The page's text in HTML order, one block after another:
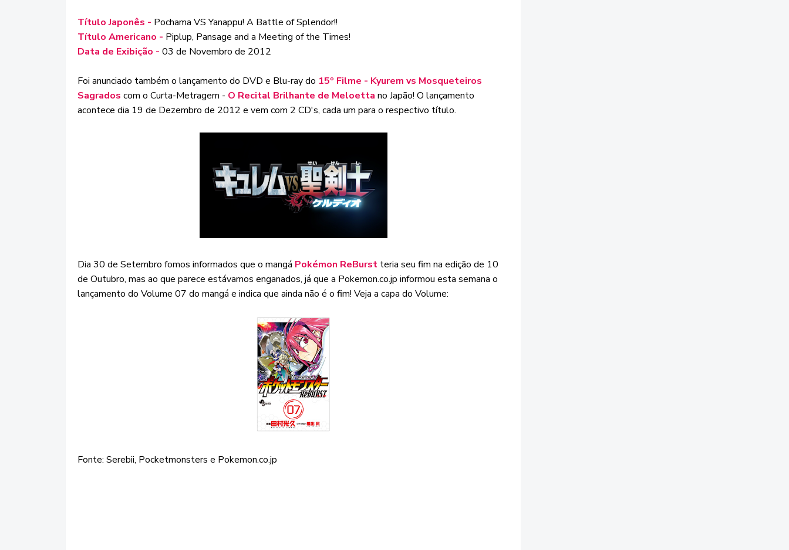
Título Japonês - Pochama VS Yanappu! A Battle of Splendor!!
Título Americano - Piplup, Pansage and a Meeting of the Times!
Data de Exibição - 03 de Novembro de 2012
Foi anunciado também o lançamento do DVD e Blu-ray do 15º Filme - Kyurem vs Mosqueteiros
Sagrados com o Curta-Metragem - O Recital Brilhante de Meloetta no Japão! O lançamento
acontece dia 19 de Dezembro de 2012 e vem com 2 CD's, cada um para o respectivo título.
Dia 30 de Setembro fomos informados que o mangá Pokémon ReBurst teria seu fim na edição de 10
de Outubro, mas ao que parece estávamos enganados, já que a Pokemon.co.jp informou esta semana o
lançamento do Volume 07 do mangá e indica que ainda não é o fim! Veja a capa do Volume:
Fonte: Serebii, Pocketmonsters e Pokemon.co.jp